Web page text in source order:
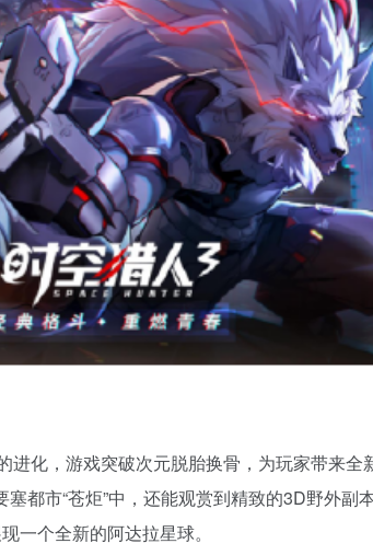
进化，游戏突破次元脱胎换骨，为玩家带来
都市“苍炬”中，还能观赏到精致的3D野外副
一个全新的阿达拉星球。